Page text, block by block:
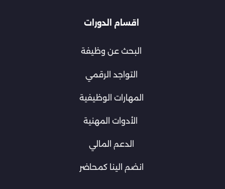
اقسام الدورات
البحث عن وظيفة
التواجد الرقمي
المهارات الوظيفية
الأدوات المهنية
الدعم المالي
انضم الينا كمحاضر